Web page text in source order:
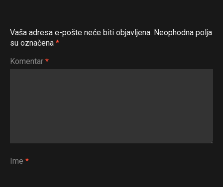
Vaša adresa e-pošte neće biti objavljena. Neophodna polja
su označena *
Komentar *
Ime *